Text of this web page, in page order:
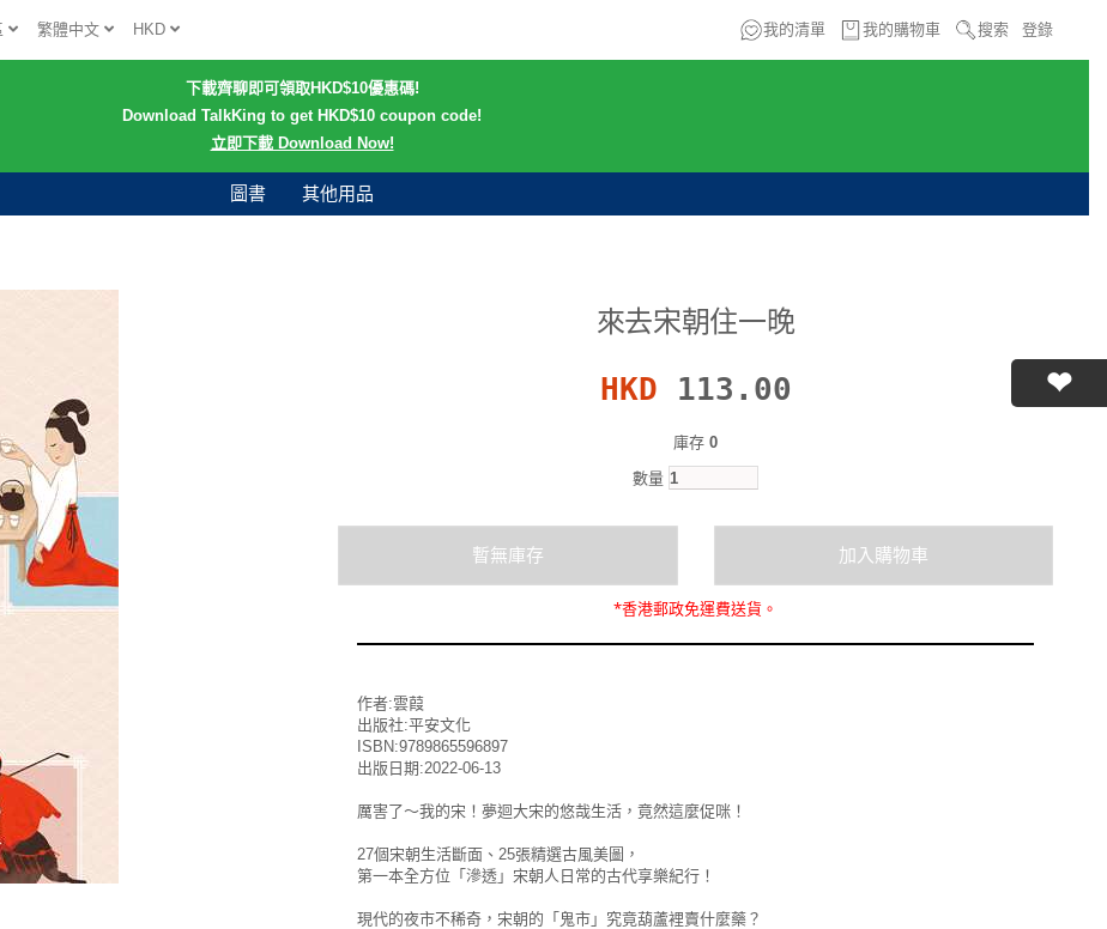
繁體中文 HKD 我的清單 我的購物車 搜索 登錄
下載齊聊即可領取HKD$10優惠碼!
Download TalkKing to get HKD$10 coupon code!
立即下載 Download Now!
圖書 其他用品
來去宋朝住一晚
HKD 113.00
庫存 0
數量
*香港郵政免運費送貨。
作者:雲葭
出版社:平安文化
ISBN:9789865596897
出版日期:2022-06-13
厲害了～我的宋！夢迴大宋的悠哉生活，竟然這麼促咪！
27個宋朝生活斷面、25張精選古風美圖，
第一本全方位「滲透」宋朝人日常的古代享樂紀行！
現代的夜市不稀奇，宋朝的「鬼市」究竟葫蘆裡賣什麼藥？